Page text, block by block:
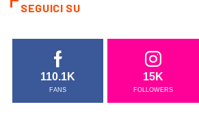
SEGUICI SU
110.1K
FANS
15K
FOLLOWERS